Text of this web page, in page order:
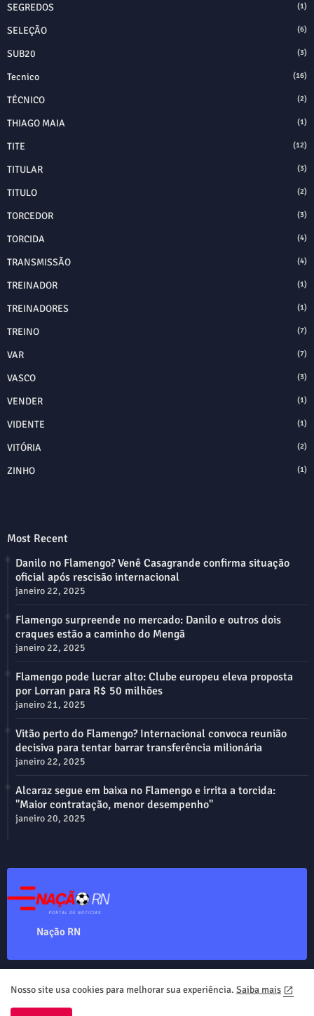
SEGREDOS (1)
SELEÇÃO (6)
SUB20 (3)
Tecnico (16)
TÉCNICO (2)
THIAGO MAIA (1)
TITE (12)
TITULAR (3)
TITULO (2)
TORCEDOR (3)
TORCIDA (4)
TRANSMISSÃO (4)
TREINADOR (1)
TREINADORES (1)
TREINO (7)
VAR (7)
VASCO (3)
VENDER (1)
VIDENTE (1)
VITÓRIA (2)
ZINHO (1)
Most Recent
Danilo no Flamengo? Venê Casagrande confirma situação
oficial após rescisão internacional
janeiro 22, 2025
Flamengo surpreende no mercado: Danilo e outros dois
craques estão a caminho do Mengã
janeiro 22, 2025
Flamengo pode lucrar alto: Clube europeu eleva proposta
por Lorran para R$ 50 milhões
janeiro 21, 2025
Vitão perto do Flamengo? Internacional convoca reunião
decisiva para tentar barrar transferência milionária
janeiro 22, 2025
Alcaraz segue em baixa no Flamengo e irrita a torcida:
"Maior contratação, menor desempenho"
janeiro 20, 2025
Nação RN
Home About Contact us Privacy Policy
Nosso site usa cookies para melhorar sua experiência. Saiba mais